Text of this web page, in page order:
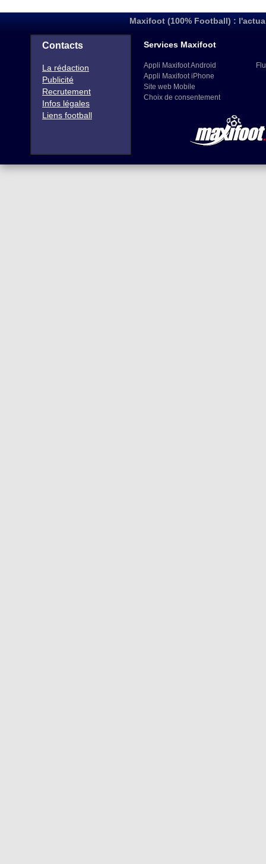
Maxifoot (100% Football) :
Contacts
La rédaction
Publicité
Recrutement
Infos légales
Liens football
Services Maxifoot
Appli Maxifoot Android
Appli Maxifoot iPhone
Site web Mobile
Choix de consentement